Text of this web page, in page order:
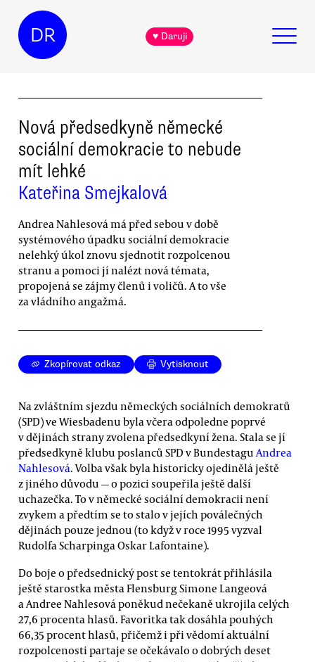
DR ♥ Daruji
Nová předsedkyně německé
sociální demokracie to nebude
mít lehké
Kateřina Smejkalová
Andrea Nahlesová má před sebou v době
systémového úpadku sociální demokracie
nelehký úkol znovu sjednotit rozpolcenou
stranu a pomoci jí nalézt nová témata,
propojená se zájmy členů i voličů. A to vše
za vládního angažmá.
Zkopírovat odkaz Vytisknout
Na zvláštním sjezdu německých sociálních demokratů
(SPD) ve Wiesbadenu byla včera odpoledne poprvé
v dějinách strany zvolena předsedkyní žena. Stala se jí
předsedkyně klubu poslanců SPD v Bundestagu Andrea
Nahlesová. Volba však byla historicky ojedinělá ještě
z jiného důvodu — o pozici soupeřila ještě další
uchazečka. To v německé sociální demokracii není
zvykem a předtím se to stalo v jejích poválečných
dějinách pouze jednou (to když v roce 1995 vyzval
Rudolfa Scharpinga Oskar Lafontaine).
Do boje o předsednický post se tentokrát přihlásila
ještě starostka města Flensburg Simone Langeová
a Andree Nahlesová poněkud nečekaně ukrojila celých
27,6 procenta hlasů. Favoritka tak dosáhla pouhých
66,35 procent hlasů, přičemž i při vědomí aktuální
rozpolcenosti partaje se očekávalo o dobrých deset